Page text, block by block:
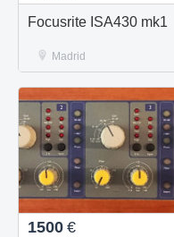
Focusrite ISA430 mk1
Madrid
1500 €